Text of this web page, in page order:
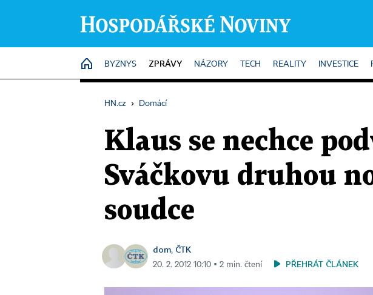
HOME
BYZNYS ZPRÁVY NÁZORY TECH REALITY INVESTICE
HN.cz › Domácí
Klaus se nechce
Sváčkovu druhou
soudce
dom, ČTK
20. 2. 2012 10:10 ▪ 2 min. čtení PŘEHRÁT ČLÁNEK